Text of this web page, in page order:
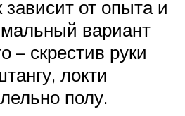
от опыта и
вариант
– скрестив руки
локти
полу.